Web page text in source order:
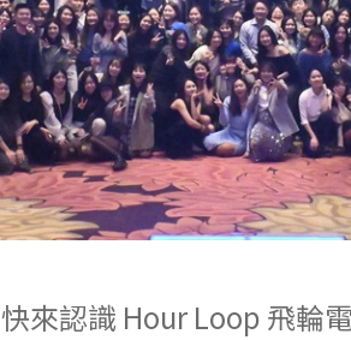
快來認識 Hour Loop 飛輪